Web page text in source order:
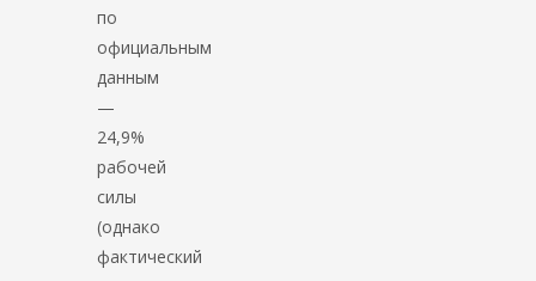
по
официальным
данным
—
24,9%
рабочей
силы
(однако
фактический